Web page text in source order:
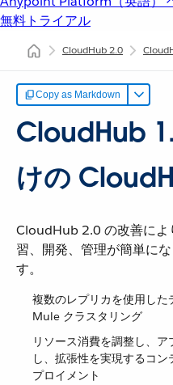
無料トライアル
CloudHub 2.0
Copy as Markdown
CloudHub
けの
CloudHub 2.0 の改善に
習、開発、管理が簡単に
す。
複数のレプリカを使用し
Mule クラスタリング
リソース消費を調整し、
し、拡張性を実現するコ
プロイメント